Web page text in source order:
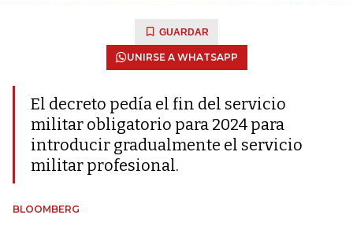
GUARDAR
UNIRSE A WHATSAPP
El decreto pedía el fin del servicio
militar obligatorio para 2024 para
introducir gradualmente el servicio
militar profesional.
BLOOMBERG